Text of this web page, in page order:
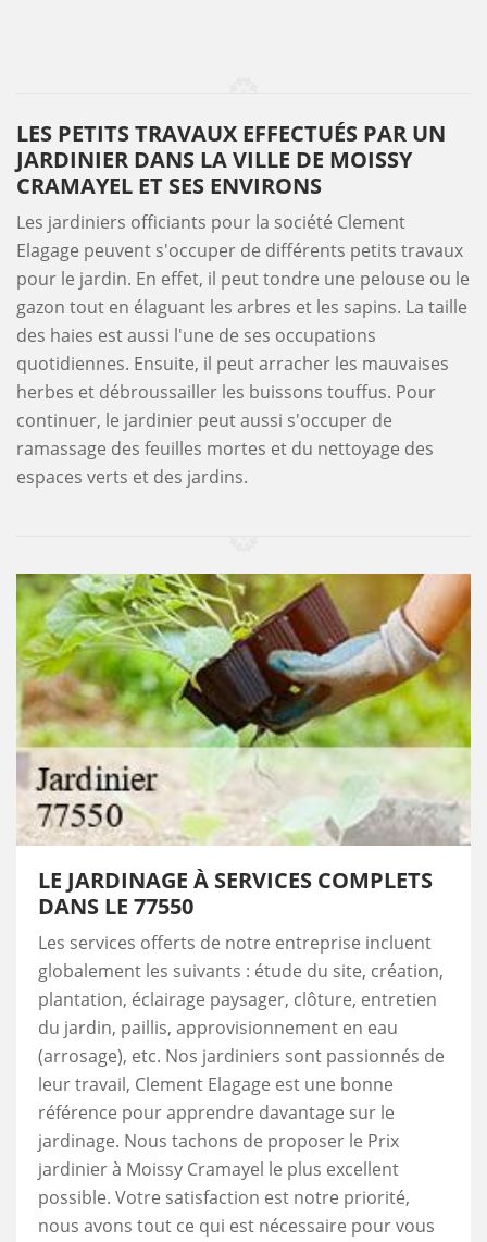
LES PETITS TRAVAUX EFFECTUÉS PAR UN
JARDINIER DANS LA VILLE DE MOISSY
CRAMAYEL ET SES ENVIRONS
Les jardiniers officiants pour la société Clement
Elagage peuvent s'occuper de différents petits travaux
pour le jardin. En effet, il peut tondre une pelouse ou le
gazon tout en élaguant les arbres et les sapins. La taille
des haies est aussi l'une de ses occupations
quotidiennes. Ensuite, il peut arracher les mauvaises
herbes et débroussailler les buissons touffus. Pour
continuer, le jardinier peut aussi s'occuper de
ramassage des feuilles mortes et du nettoyage des
espaces verts et des jardins.
LE JARDINAGE À SERVICES COMPLETS
DANS LE 77550
Les services offerts de notre entreprise incluent
globalement les suivants : étude du site, création,
plantation, éclairage paysager, clôture, entretien
du jardin, paillis, approvisionnement en eau
(arrosage), etc. Nos jardiniers sont passionnés de
leur travail, Clement Elagage est une bonne
référence pour apprendre davantage sur le
jardinage. Nous tachons de proposer le Prix
jardinier à Moissy Cramayel le plus excellent
possible. Votre satisfaction est notre priorité,
nous avons tout ce qui est nécessaire pour vous